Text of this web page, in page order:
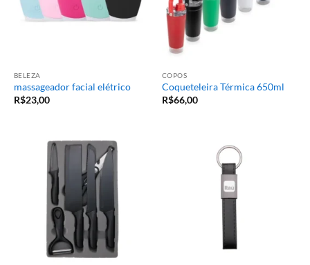
BELEZA
massageador facial elétrico
R$23,00
COPOS
Coqueteleira Térmica 650ml
R$66,00